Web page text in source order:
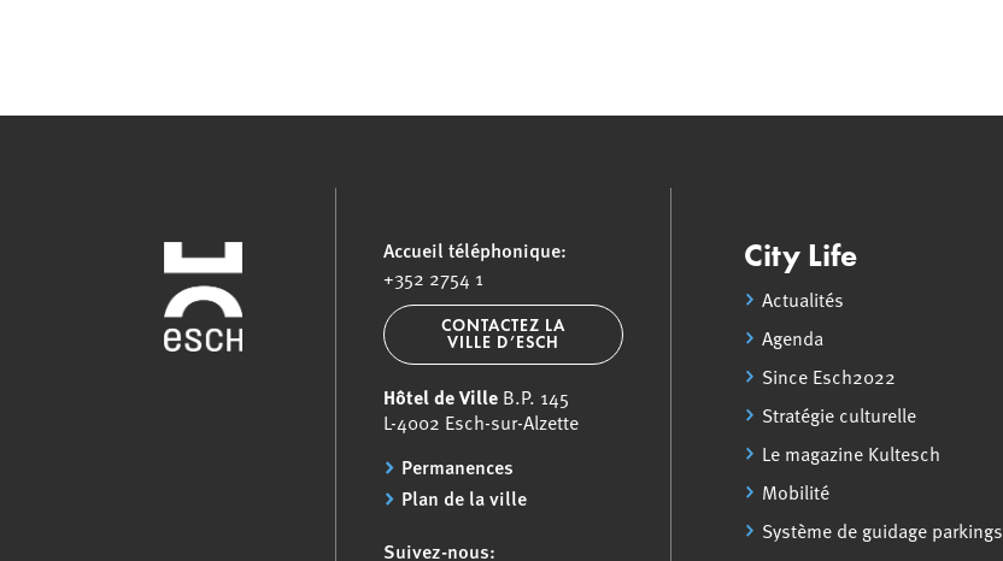
Accueil téléphonique:
+352 2754 1
CONTACTEZ LA
VILLE D’ESCH
Hôtel de Ville B.P. 145
L-4002 Esch-sur-Alzette
Permanences
Plan de la ville
Suivez-nous:
City Life
Actualités
Agenda
Since Esch2022
Stratégie culturelle
Le magazine Kultesch
Mobilité
Système de guidage parkings